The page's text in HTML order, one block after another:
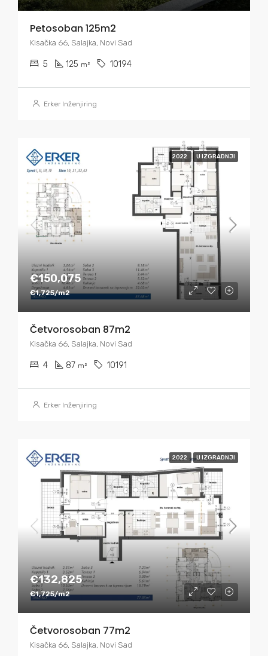
Petosoban 125m2
Kisačka 66, Salajka, Novi Sad
5 125 m² 10194
Erker Inženjiring
2022 U IZGRADNJI
€150,075
€1,725/m2
Četvorosoban 87m2
Kisačka 66, Salajka, Novi Sad
4 87 m² 10191
Erker Inženjiring
2022 U IZGRADNJI
€132,825
€1,725/m2
Četvorosoban 77m2
Kisačka 66, Salajka, Novi Sad